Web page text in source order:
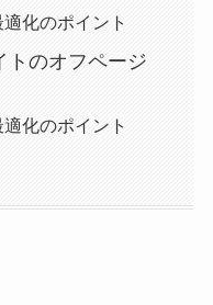
化のポイント
トのオフページ
化のポイント